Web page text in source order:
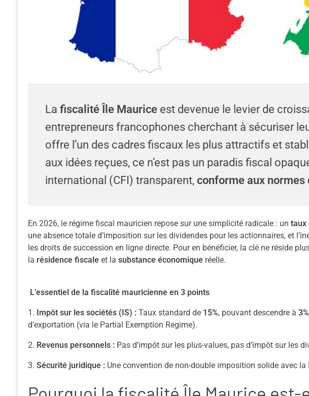
La fiscalité Île Mauriceest devenue le levier de
entrepreneurs francophones cherchant à sécuriser
offre l’un des cadres fiscaux les plus attractifs et
aux idées reçues, ce n’est pas un paradis fiscal
international (CFI) transparent,conforme aux normes
En 2026, le régime fiscal mauricien repose sur une simplicité radicale : un taux
une absence totale d’imposition sur les dividendes pour les actionnaires, et
les droits de succession en ligne directe. Pour en bénéficier, la clé ne réside
la résidence fiscale et la substance économique réelle.
L’essentiel de la fiscalité mauricienne en 3 points
Impôt sur les sociétés (IS) : Taux standard de 15%, pouvant descendre à 3%
d’exportation (via le Partial Exemption Regime).
Revenus personnels : Pas d’impôt sur les plus-values, pas d’impôt sur les
Sécurité juridique : Une convention de non-double imposition solide avec la